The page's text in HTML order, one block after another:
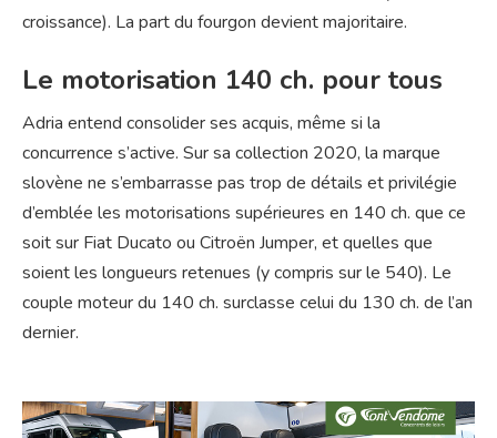
croissance). La part du fourgon devient majoritaire.
Le motorisation 140 ch. pour tous
Adria entend consolider ses acquis, même si la
concurrence s’active. Sur sa collection 2020, la marque
slovène ne s’embarrasse pas trop de détails et privilégie
d’emblée les motorisations supérieures en 140 ch. que ce
soit sur Fiat Ducato ou Citroën Jumper, et quelles que
soient les longueurs retenues (y compris sur le 540). Le
couple moteur du 140 ch. surclasse celui du 130 ch. de l’an
dernier.